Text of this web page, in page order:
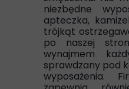
niezbędne
apteczka,
trójkąt
po naszej
wynajmem
sprawdzany pod
wyposażenia.